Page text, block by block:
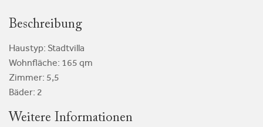
Beschreibung
Haustyp: Stadtvilla
Wohnfläche: 165 qm
Zimmer: 5,5
Bäder: 2
Weitere Informationen